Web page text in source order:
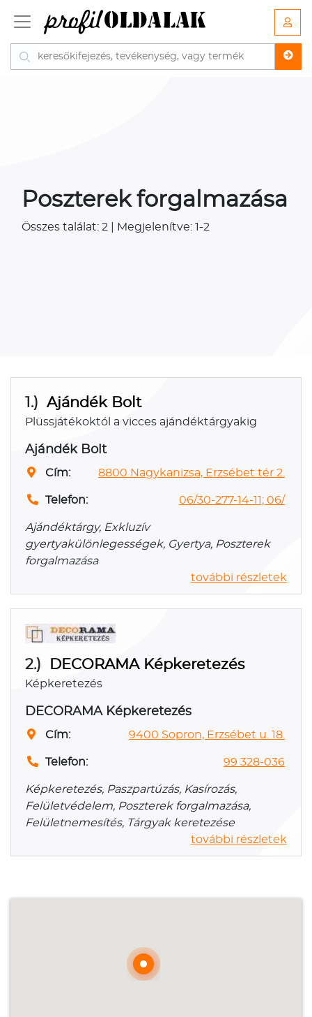
Poszterek forgalmazása
Összes találat: 2 | Megjelenítve: 1-2
1.) Ajándék Bolt
Plüssjátékoktól a vicces ajándéktárgyakig
Ajándék Bolt
Cím: 8800 Nagykanizsa, Erzsébet tér 2.
Telefon: 06/30-277-14-11; 06/
Ajándéktárgy, Exkluzív
gyertyakülönlegességek, Gyertya, Poszterek
forgalmazása
további részletek
2.) DECORAMA Képkeretezés
Képkeretezés
DECORAMA Képkeretezés
Cím: 9400 Sopron, Erzsébet u. 18.
Telefon: 99 328-036
Képkeretezés, Paszpartúzás, Kasírozás,
Felületvédelem, Poszterek forgalmazása,
Felületnemesítés, Tárgyak keretezése
további részletek